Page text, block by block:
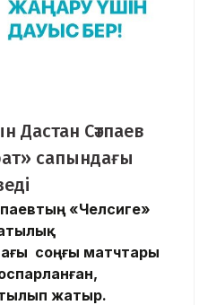
Дастан Сәтпаев
сапындағы
«Челсиге»
соңғы матчтары
жатыр.